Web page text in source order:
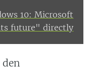
10: Microsoft
future" directly